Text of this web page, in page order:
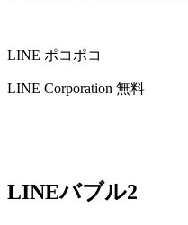
LINE ポコポコ
LINE Corporation 無料
LINEバブル2